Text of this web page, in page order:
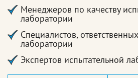
Менеджеров по качеству
лаборатории
Специалистов,
лаборатории
Экспертов испытательной